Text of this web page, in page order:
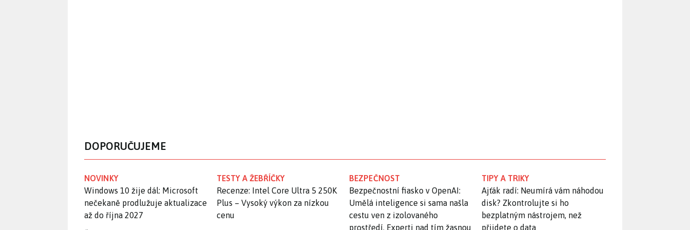
DOPORUČUJEME
NOVINKY
Windows 10 žije dál: Microsoft
nečekaně prodlužuje aktualizace
až do října 2027
TESTY A ŽEBŘÍČKY
Recenze: Intel Core Ultra 5 250K
Plus – Vysoký výkon za nízkou
cenu
BEZPEČNOST
Bezpečnostní fiasko v OpenAI:
Umělá inteligence si sama našla
cestu ven z izolovaného
prostředí. Experti nad tím žasnou
TIPY A TRIKY
Ajťák radí: Neumírá vám náhodou
disk? Zkontrolujte si ho
bezplatným nástrojem, než
přijdete o data